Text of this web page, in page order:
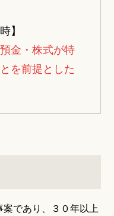
】
金・株式が特
を前提とした
であり、３０年以上